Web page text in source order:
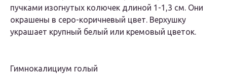
пучками изогнутых колючек длиной 1-1,3 см. Они
окрашены в серо-коричневый цвет. Верхушку
украшает крупный белый или кремовый цветок.
Гимнокалициум голый